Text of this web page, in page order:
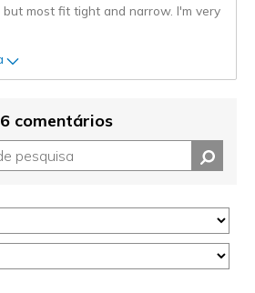
but most fit tight and narrow. I'm very
comentários